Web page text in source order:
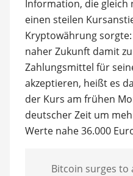
Information, die
einen steilen
Kryptowährung
naher Zukunft damit
Zahlungsmittel für
akzeptieren, heißt es
der Kurs am frühen
deutscher Zeit um
Werte nahe 36.000
Bitcoin surges to